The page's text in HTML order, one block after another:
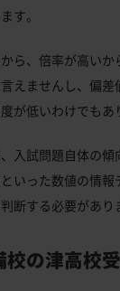
す。
ら、倍率が高いか
えませんし、偏
が低いわけでもあ
入試問題自体の傾
いった数値の情報
断する必要があり
校の津高校